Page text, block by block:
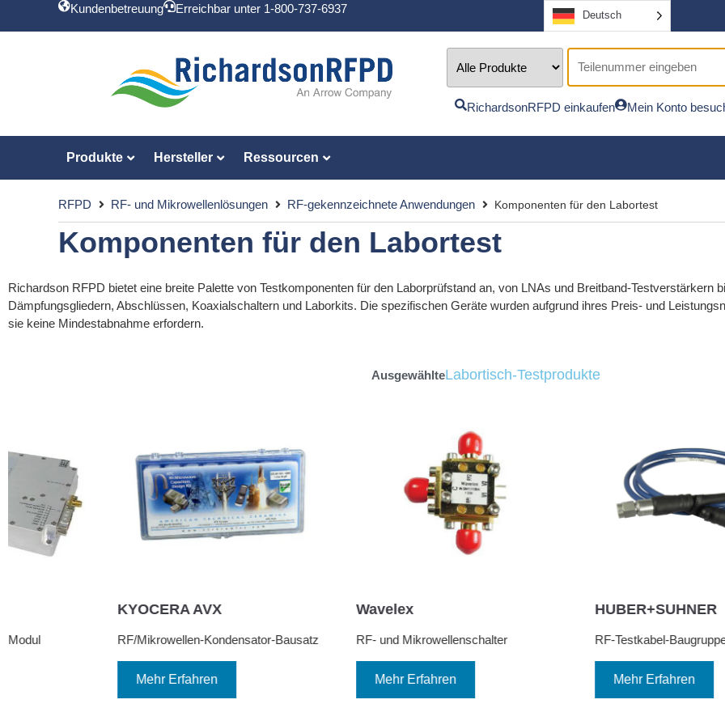
Kundenbetreuung Erreichbar unter 1-800-737-6937 Deutsch
RichardsonRFPD einkaufen Mein Konto
Produkte Hersteller Ressourcen
RFPD RF- und Mikrowellenlösungen RF-gekennzeichnete Anwendungen Komponenten für den Labortest
Komponenten für den Labortest
Richardson RFPD bietet eine breite Palette von Testkomponenten für den Laborprüfstand an, von LNAs und Breitband-Testverstärkern
Dämpfungsgliedern, Abschlüssen, Koaxialschaltern und Laborkits. Die spezifischen Geräte wurden aufgrund ihres Preis- und
sie keine Mindestabnahme erfordern.
AusgewählteLabortisch-Testprodukte
HUBER+SUHNER
RF-Standardkabelbaugruppe
API-Technologien GmbH -
Mehr Erfahren
RF-Testkabel-Baugruppe